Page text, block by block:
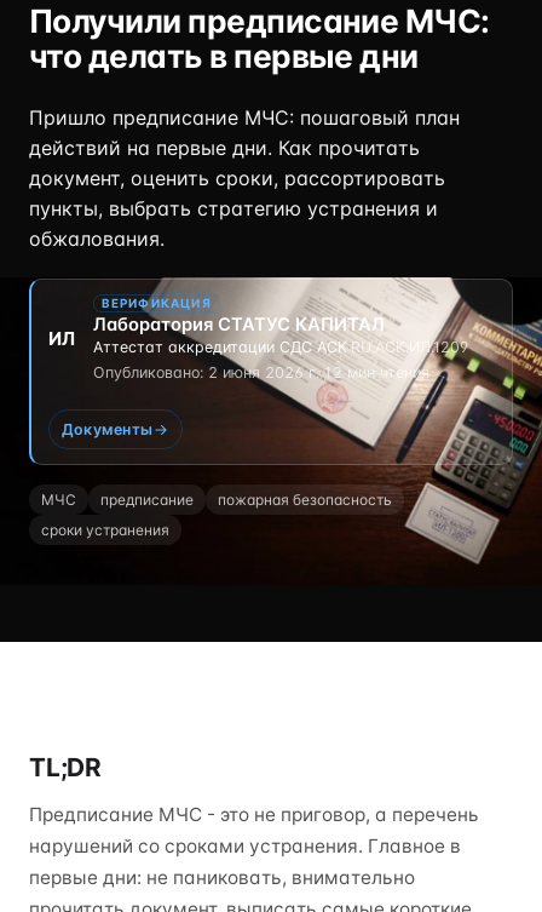
Получили предписание МЧС:
что делать в первые дни
Пришло предписание МЧС: пошаговый план
действий на первые дни. Как прочитать
документ, оценить сроки, рассортировать
пункты, выбрать стратегию устранения и
обжалования.
ИЛ
ВЕРИФИКАЦИЯ
Лаборатория СТАТУС КАПИТАЛ
Аттестат аккредитации СДС АСК·RU.АСК.ИЛ.1209
Опубликовано: 2 июня 2026 г.·12 мин чтения
Документы
МЧС предписание
пожарная безопасность
сроки устранения
TL;DR
Предписание МЧС - это не приговор, а перечень
нарушений со сроками устранения. Главное в
первые дни: не паниковать, внимательно